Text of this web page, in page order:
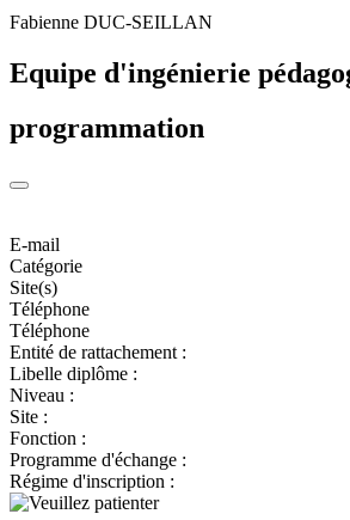
Fabienne DUC-SEILLAN
Equipe d'ingénierie
programmation
E-mail
Catégorie
Site(s)
Téléphone
Téléphone
Entité de rattachement :
Libelle diplôme :
Niveau :
Site :
Fonction :
Programme d'échange :
Régime d'inscription :